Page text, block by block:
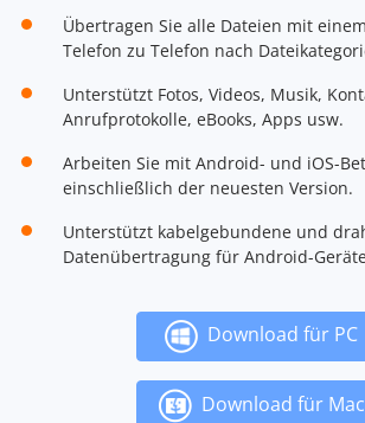
Übertragen Sie alle Dateien mit
Telefon zu Telefon nach
Unterstützt Fotos, Videos, Musik,
Anrufprotokolle, eBooks, Apps usw.
Arbeiten Sie mit Android- und iOS-
einschließlich der neuesten Version.
Unterstützt kabelgebundene und
Datenübertragung für Android-
Download für PC
Download für Mac